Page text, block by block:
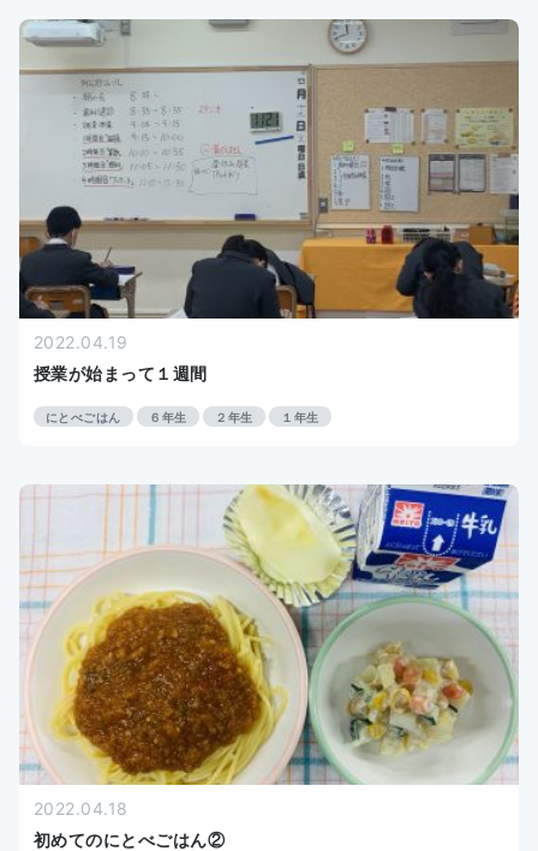
2022.04.19
授業が始まって１週間
にとべごはん ６年生 ２年生 １年生
2022.04.18
初めてのにとべごはん②